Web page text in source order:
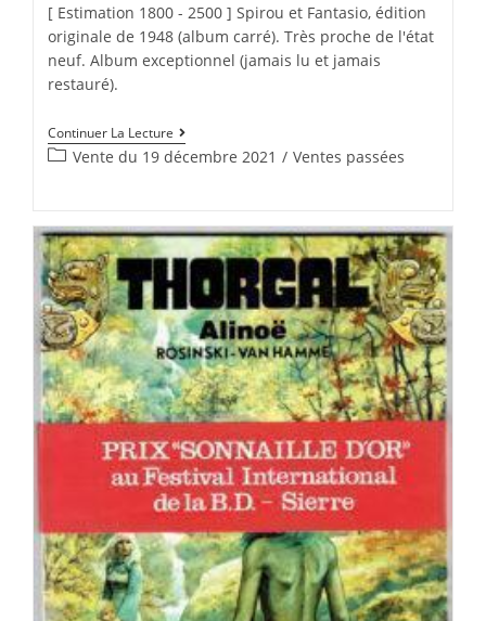
[ Estimation 1800 - 2500 ] Spirou et Fantasio, édition
originale de 1948 (album carré). Très proche de l'état
neuf. Album exceptionnel (jamais lu et jamais
restauré).
Continuer La Lecture
Vente du 19 décembre 2021 / Ventes passées